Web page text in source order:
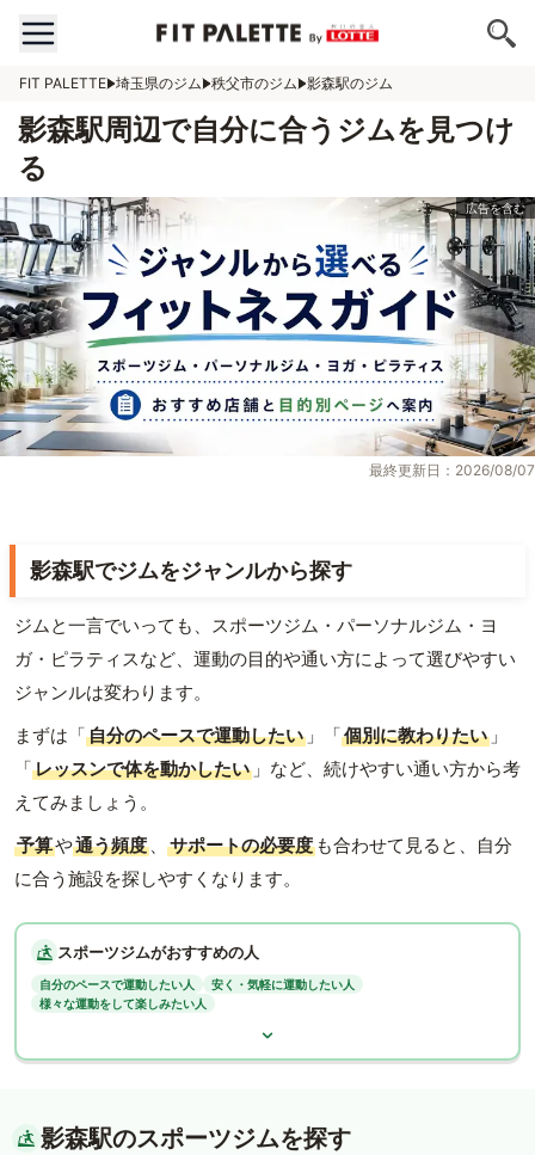
FIT PALETTE 埼玉県のジム 秩父市のジム 影森駅のジム
影森駅周辺で自分に合うジムを見つけ
る
最終更新日：2026/08/07
影森駅でジムをジャンルから探す
ジムと一言でいっても、スポーツジム・パーソナルジム・ヨ
ガ・ピラティスなど、運動の目的や通い方によって選びやすい
ジャンルは変わります。
まずは「自分のペースで運動したい 」「個別に教わりたい 」
「レッスンで体を動かしたい 」など、続けやすい通い方から考
えてみましょう。
予算や通う頻度 、 サポートの必要度 も合わせて見ると、自分
に合う施設を探しやすくなります。
スポーツジムがおすすめの人
自分のペースで運動したい人
安く・気軽に運動したい人
様々な運動をして楽しみたい人
影森駅のスポーツジムを探す